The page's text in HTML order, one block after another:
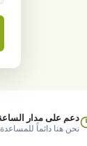
دعم على مدار
نحن هنا دائماً للمساعدة